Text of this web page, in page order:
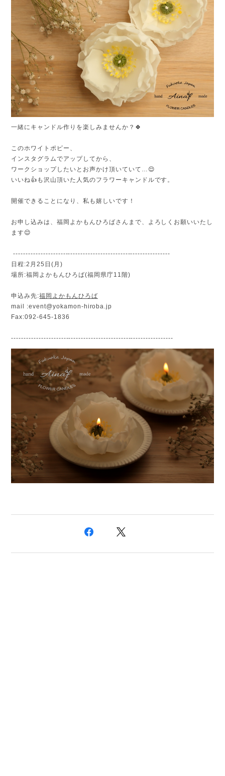
一緒にキャンドル作りを楽しみませんか？🍀
このホワイトポピー、
インスタグラムでアップしてから、
ワークショップしたいとお声かけ頂いていて…😌
いいね👍も沢山頂いた人気のフラワーキャンドルです。
開催できることになり、私も嬉しいです！
お申し込みは、福岡よかもんひろばさんまで、よろしくお願いいたし
ます😌
---------------------------------------------------------------
日程:2月25日(月)
場所:福岡よかもんひろば(福岡県庁11階)
申込み先:福岡よかもんひろば
mail :event@yokamon-hiroba.jp
Fax:092-645-1836
-----------------------------------------------------------------